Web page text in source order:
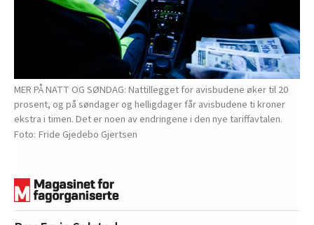
MER PÅ NATT OG SØNDAG: Nattillegget for avisbudene øker til 20
prosent, og på søndager og helligdager får avisbudene ti kroner
ekstra i timen. Det er noen av endringene i den nye tariffavtalen.
Fride Gjedebo Gjertsen